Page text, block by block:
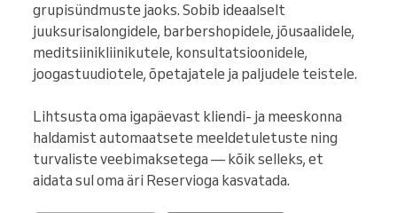
grupisündmuste jaoks. Sobib ideaalselt
juuksurisalongidele, barbershopidele, jõusaalidele,
meditsiinikliinikutele, konsultatsioonidele,
joogastuudiotele, õpetajatele ja paljudele teistele.
Lihtsusta oma igapäevast kliendi- ja meeskonna
haldamist automaatsete meeldetuletuste ning
turvaliste veebimaksetega — kõik selleks, et
aidata sul oma äri Reservioga kasvatada.